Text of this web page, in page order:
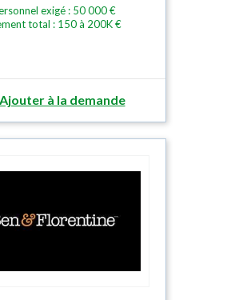
exigé : 50 000 €
total : 150 à 200K €
Ajouter à la demande